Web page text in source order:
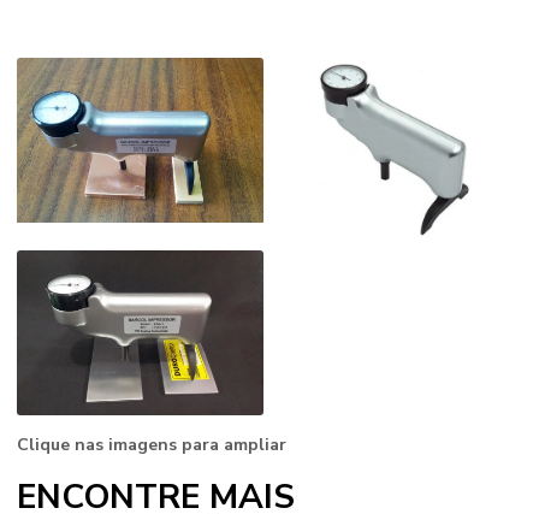
Clique nas imagens para ampliar
ENCONTRE MAIS